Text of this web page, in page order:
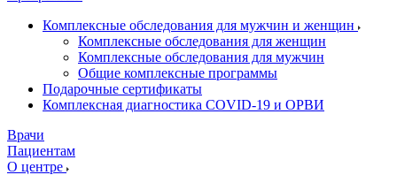
Комплексные обследования для мужчин и женщин
Комплексные обследования для женщин
Комплексные обследования для мужчин
Общие комплексные программы
Подарочные сертификаты
Комплексная диагностика COVID-19 и ОРВИ
Врачи
Пациентам
О центре